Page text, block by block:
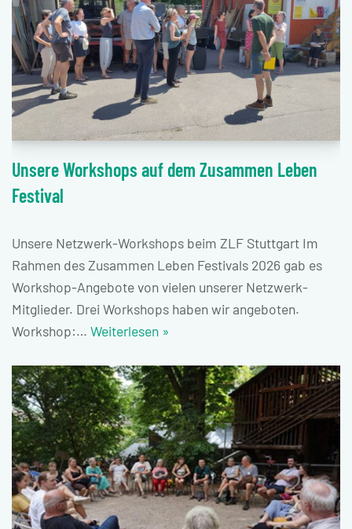
Unsere Workshops auf dem Zusammen Leben
Festival
Unsere Netzwerk-Workshops beim ZLF Stuttgart Im
Rahmen des Zusammen Leben Festivals 2026 gab es
Workshop-Angebote von vielen unserer Netzwerk-
Mitglieder. Drei Workshops haben wir angeboten.
Workshop:… Weiterlesen »